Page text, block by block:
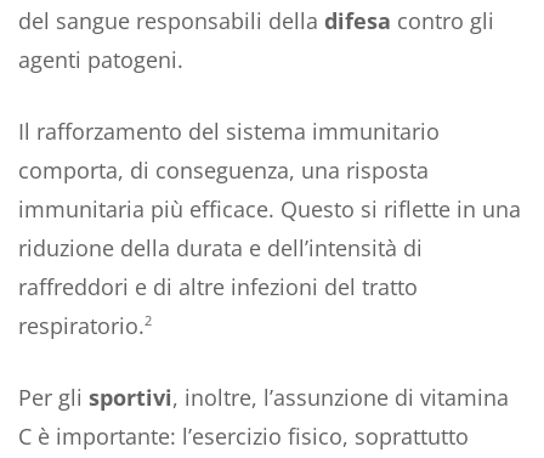
del sangue responsabili della difesa contro gli
agenti patogeni.
Il rafforzamento del sistema immunitario
comporta, di conseguenza, una risposta
immunitaria più efficace. Questo si riflette in una
riduzione della durata e dell’intensità di
raffreddori e di altre infezioni del tratto
respiratorio.2
Per gli sportivi, inoltre, l’assunzione di vitamina
C è importante: l’esercizio fisico, soprattutto